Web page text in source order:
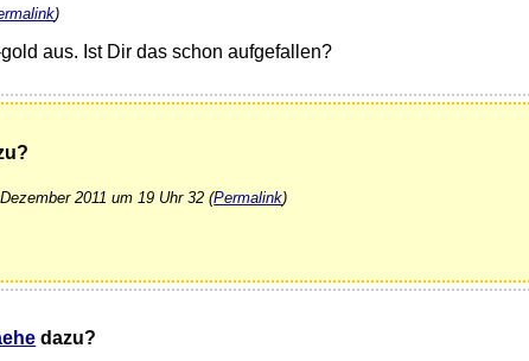
)
aus. Ist Dir das schon aufgefallen?
2011 um 19 Uhr 32 (Permalink)
dazu?